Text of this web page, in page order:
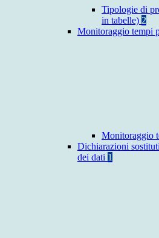
Tipologie di
in tabelle) 2
Monitoraggio tempi
Monitoraggio
Dichiarazioni
dei dati 1